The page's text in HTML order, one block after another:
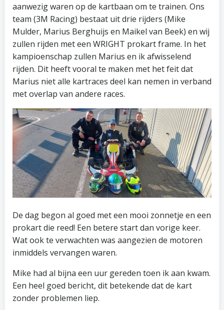
aanwezig waren op de kartbaan om te trainen. Ons
team (3M Racing) bestaat uit drie rijders (Mike
Mulder, Marius Berghuijs en Maikel van Beek) en wij
zullen rijden met een WRIGHT prokart frame. In het
kampioenschap zullen Marius en ik afwisselend
rijden. Dit heeft vooral te maken met het feit dat
Marius niet alle kartraces deel kan nemen in verband
met overlap van andere races.
De dag begon al goed met een mooi zonnetje en een
prokart die reed! Een betere start dan vorige keer.
Wat ook te verwachten was aangezien de motoren
inmiddels vervangen waren.
Mike had al bijna een uur gereden toen ik aan kwam.
Een heel goed bericht, dit betekende dat de kart
zonder problemen liep.